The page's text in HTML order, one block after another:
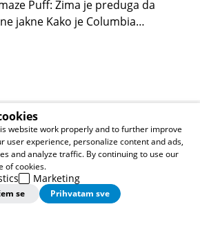
Puff: Zima je preduga da
je Columbia
između komfora i ozbiljnih
website work properly and to further improve
user experience, personalize content and ads,
and analyze traffic. By continuing to use our
of cookies.
Marketing
se Prihvatam sve